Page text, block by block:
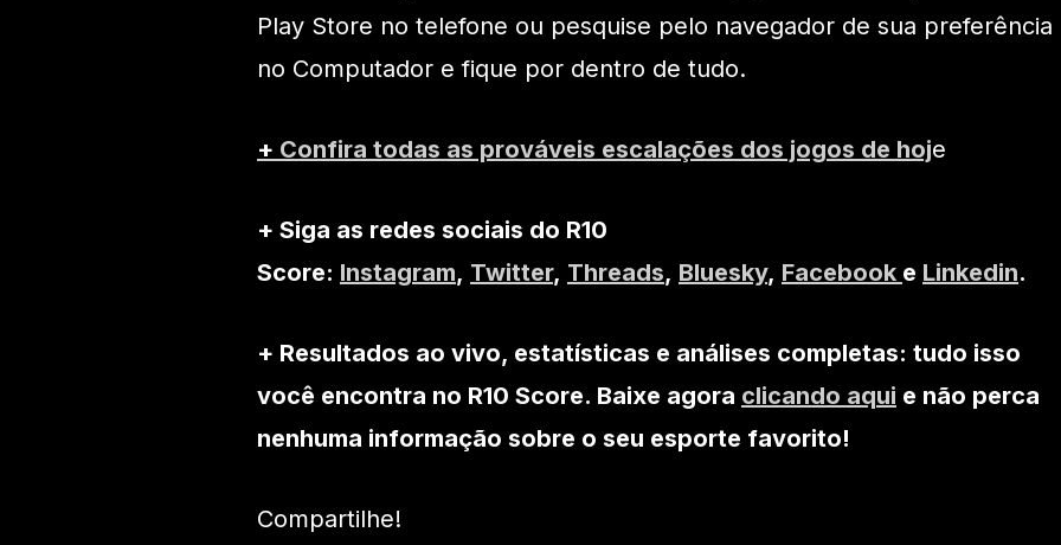
Play Store no telefone ou pesquise pelo navegador de sua preferência
no Computador e fique por dentro de tudo.
+ Confira todas as prováveis escalações dos jogos de hoje
+ Siga as redes sociais do R10
Score: Instagram, Twitter, Threads, Bluesky, Facebook e Linkedin.
+ Resultados ao vivo, estatísticas e análises completas: tudo isso
você encontra no R10 Score. Baixe agora clicando aqui e não perca
nenhuma informação sobre o seu esporte favorito!
Compartilhe!